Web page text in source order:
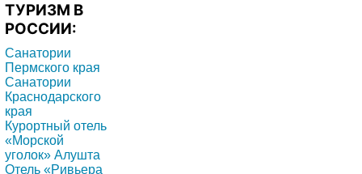
ТУРИЗМ В
РОССИИ:
Санатории
Пермского края
Санатории
Краснодарского
края
Курортный отель
«Морской
уголок» Алушта
Отель «Ривьера